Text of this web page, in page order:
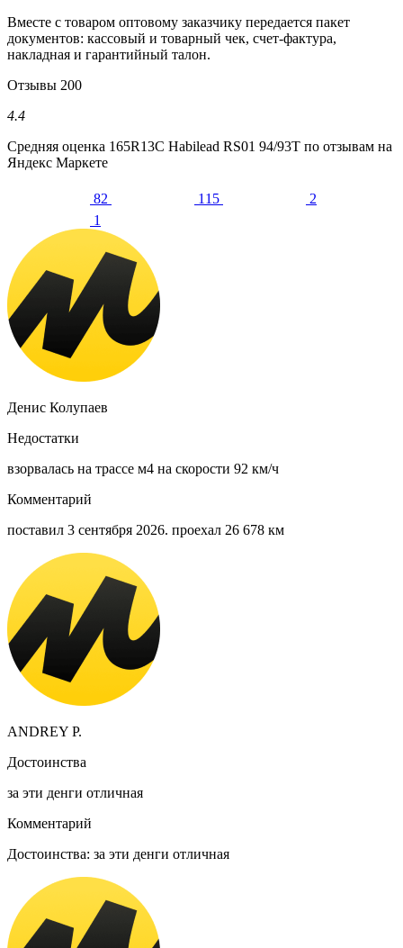
Вместе с товаром оптовому заказчику передается пакет
документов: кассовый и товарный чек, счет-фактура,
накладная и гарантийный талон.
Отзывы 200
4.4
Средняя оценка 165R13C Habilead RS01 94/93T по отзывам на
Яндекс Маркете
82 115
2
1
Денис Колупаев
Недостатки
взорвалась на трассе м4 на скорости 92 км/ч
Комментарий
поставил 3 сентября 2026. проехал 26 678 км
ANDREY P.
Достоинства
за эти денги отличная
Комментарий
Достоинства: за эти денги отличная